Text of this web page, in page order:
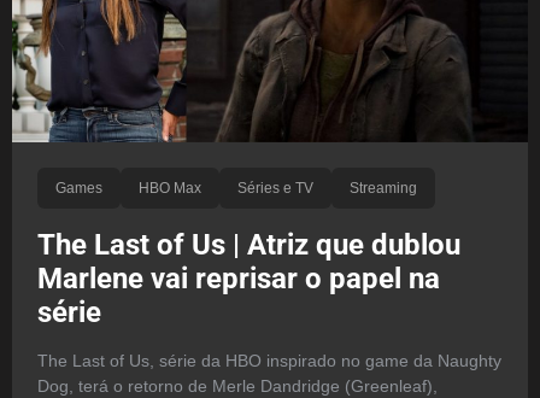
Games HBO Max Séries e TV Streaming
The Last of Us | Atriz que dublou
Marlene vai reprisar o papel na
série
The Last of Us, série da HBO inspirado no game da Naughty
Dog, terá o retorno de Merle Dandridge (Greenleaf),